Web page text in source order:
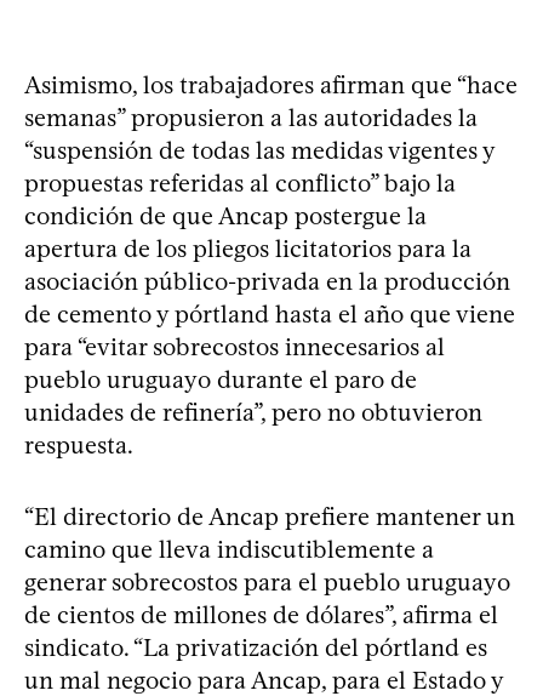
Asimismo, los trabajadores afirman que “hace
semanas” propusieron a las autoridades la
“suspensión de todas las medidas vigentes y
propuestas referidas al conflicto” bajo la
condición de que Ancap postergue la
apertura de los pliegos licitatorios para la
asociación público-privada en la producción
de cemento y pórtland hasta el año que viene
para “evitar sobrecostos innecesarios al
pueblo uruguayo durante el paro de
unidades de refinería”, pero no obtuvieron
respuesta.
“El directorio de Ancap prefiere mantener un
camino que lleva indiscutiblemente a
generar sobrecostos para el pueblo uruguayo
de cientos de millones de dólares”, afirma el
sindicato. “La privatización del pórtland es
un mal negocio para Ancap, para el Estado y